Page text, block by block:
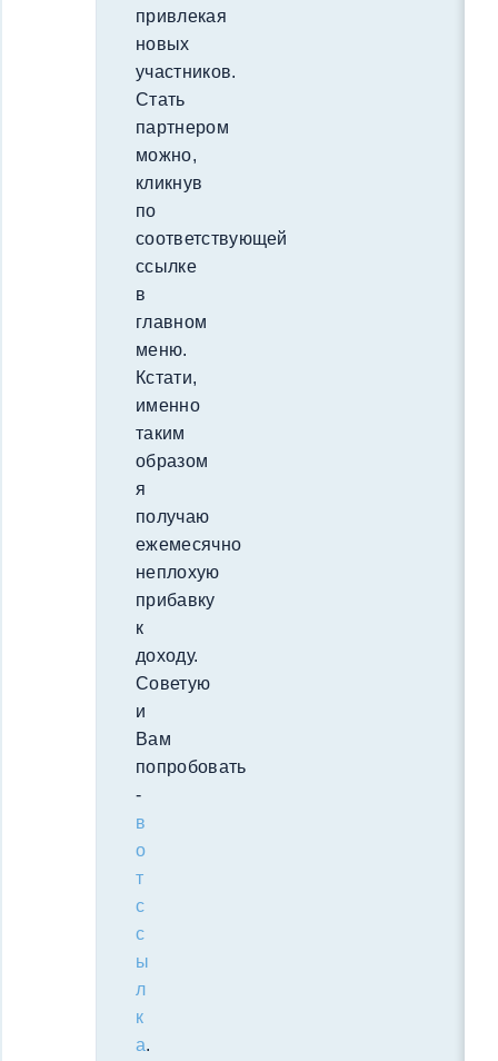
привлекая
новых
участников.
Стать
партнером
можно,
кликнув
по
соответствующей
ссылке
в
главном
меню.
Кстати,
именно
таким
образом
я
получаю
ежемесячно
неплохую
прибавку
к
доходу.
Советую
и
Вам
попробовать
-
в
о
т
с
с
ы
л
к
а.